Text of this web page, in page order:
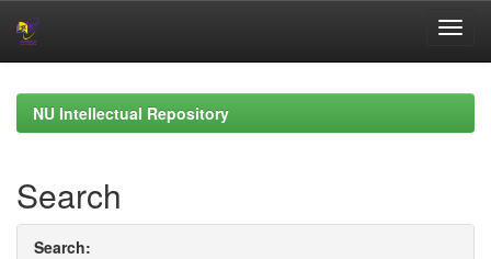
navigationNU Intellectual Repository
Search
Search: